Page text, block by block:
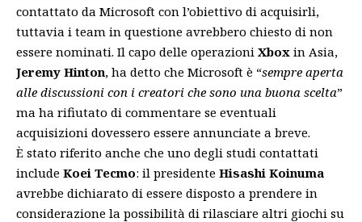
contattato da Microsoft con l’obiettivo di acquisirli,
tuttavia i team in questione avrebbero chiesto di non
essere nominati. Il capo delle operazioni Xbox in Asia,
Jeremy Hinton, ha detto che Microsoft è “sempre aperta
alle discussioni con i creatori che sono una buona scelta”
ma ha rifiutato di commentare se eventuali
acquisizioni dovessero essere annunciate a breve.
È stato riferito anche che uno degli studi contattati
include Koei Tecmo: il presidente Hisashi Koinuma
avrebbe dichiarato di essere disposto a prendere in
considerazione la possibilità di rilasciare altri giochi su